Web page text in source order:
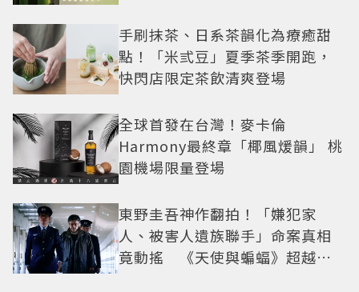
手刷抹茶、日系茶韻化為療癒甜
點！「米弎豆」夏季茶季開跑，
快閃店限定茶飲清爽登場
全球首發在台灣！麥卡倫
Harmony最終章「椰風煖韻」 桃
園機場限量登場
東野圭吾神作翻拍！「嫌犯家
人、被害人遺族聯手」命案真相
竟動搖 《天使與蝙蝠》超越懸